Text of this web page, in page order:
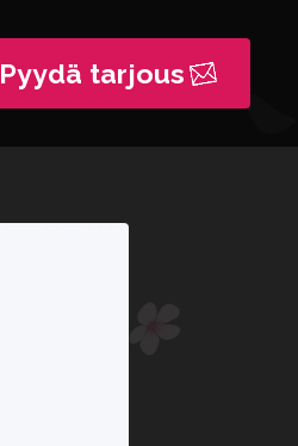
Pyydä tarjous